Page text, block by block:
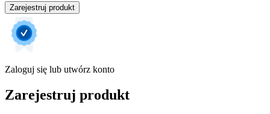
Zarejestruj produkt
Zaloguj się lub utwórz konto
Zarejestruj produkt